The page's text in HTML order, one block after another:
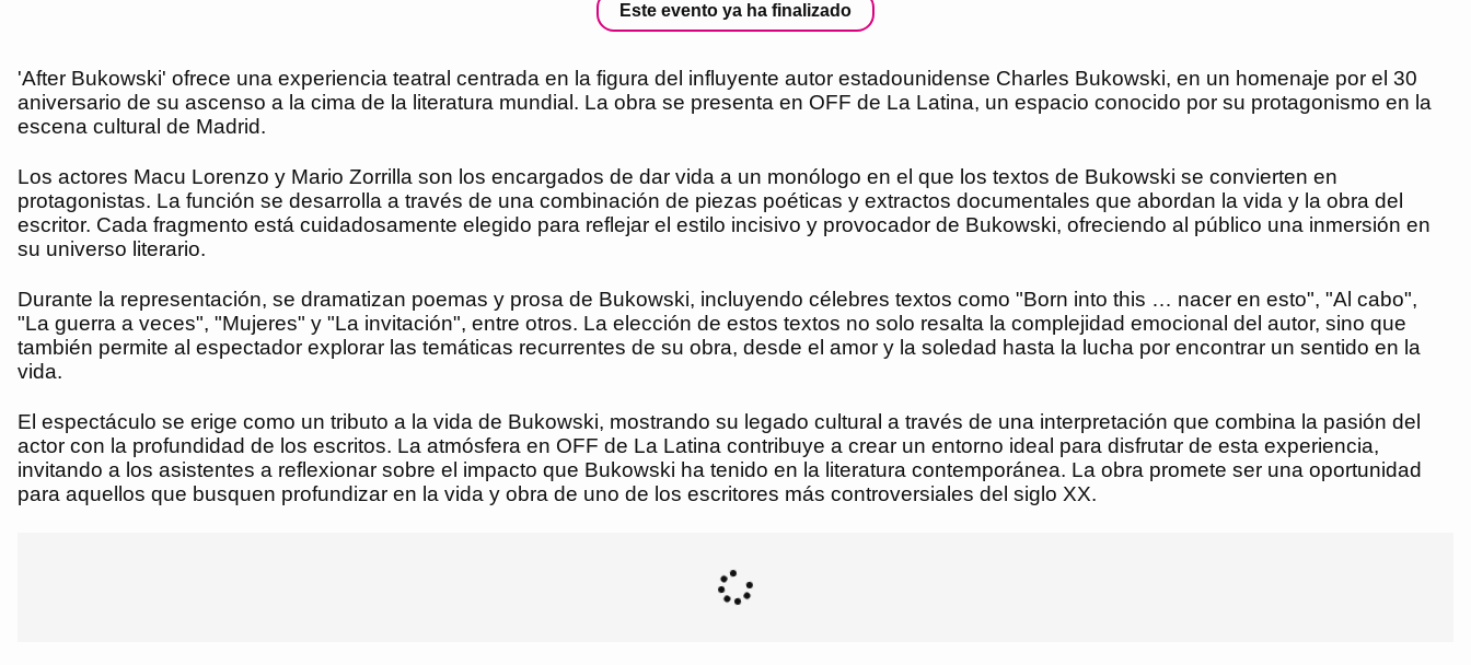
Este evento ya ha finalizado
'After Bukowski' ofrece una experiencia teatral centrada en la figura del influyente autor estadounidense Charles Bukowski, en un homenaje por el 30
aniversario de su ascenso a la cima de la literatura mundial. La obra se presenta en OFF de La Latina, un espacio conocido por su protagonismo en la
escena cultural de Madrid.
Los actores Macu Lorenzo y Mario Zorrilla son los encargados de dar vida a un monólogo en el que los textos de Bukowski se convierten en
protagonistas. La función se desarrolla a través de una combinación de piezas poéticas y extractos documentales que abordan la vida y la obra del
escritor. Cada fragmento está cuidadosamente elegido para reflejar el estilo incisivo y provocador de Bukowski, ofreciendo al público una inmersión en
su universo literario.
Durante la representación, se dramatizan poemas y prosa de Bukowski, incluyendo célebres textos como "Born into this … nacer en esto", "Al cabo",
"La guerra a veces", "Mujeres" y "La invitación", entre otros. La elección de estos textos no solo resalta la complejidad emocional del autor, sino que
también permite al espectador explorar las temáticas recurrentes de su obra, desde el amor y la soledad hasta la lucha por encontrar un sentido en la
vida.
El espectáculo se erige como un tributo a la vida de Bukowski, mostrando su legado cultural a través de una interpretación que combina la pasión del
actor con la profundidad de los escritos. La atmósfera en OFF de La Latina contribuye a crear un entorno ideal para disfrutar de esta experiencia,
invitando a los asistentes a reflexionar sobre el impacto que Bukowski ha tenido en la literatura contemporánea. La obra promete ser una oportunidad
para aquellos que busquen profundizar en la vida y obra de uno de los escritores más controversiales del siglo XX.